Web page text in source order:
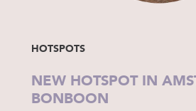
HOTSPOTS
NEW HOTSPOT IN
BONBOON